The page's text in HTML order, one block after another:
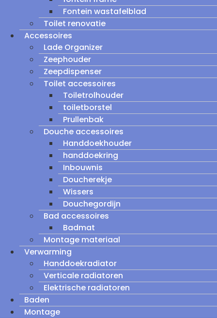
Fontein wastafelblad
Toilet renovatie
Accessoires
Lade Organizer
Zeephouder
Zeepdispenser
Toilet accessoires
Toiletrolhouder
toiletborstel
Prullenbak
Douche accessoires
Handdoekhouder
handdoekring
Inbouwnis
Doucherekje
Wissers
Douchegordijn
Bad accessoires
Badmat
Montage materiaal
Verwarming
Handdoekradiator
Verticale radiatoren
Elektrische radiatoren
Baden
Montage